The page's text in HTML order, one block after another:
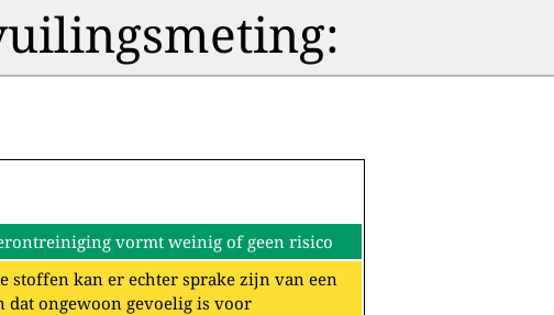
vormt weinig of geen risico
stoffen kan er echter sprake zijn van een
dat ongewoon gevoelig is voor